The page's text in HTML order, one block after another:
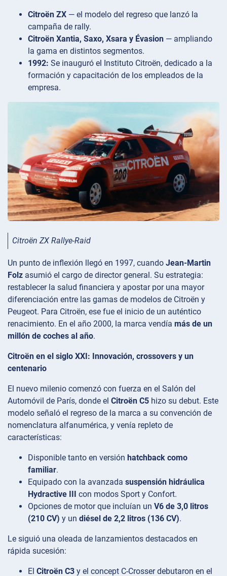
Citroën ZX — el modelo del regreso que lanzó la
campaña de rally.
Citroën Xantia, Saxo, Xsara y Évasion — ampliando
la gama en distintos segmentos.
1992: Se inauguró el Instituto Citroën, dedicado a la
formación y capacitación de los empleados de la
empresa.
Citroën ZX Rallye-Raid
Un punto de inflexión llegó en 1997, cuando Jean-Martin
Folz asumió el cargo de director general. Su estrategia:
restablecer la salud financiera y apostar por una mayor
diferenciación entre las gamas de modelos de Citroën y
Peugeot. Para Citroën, ese fue el inicio de un auténtico
renacimiento. En el año 2000, la marca vendía más de un
millón de coches al año.
Citroën en el siglo XXI: Innovación, crossovers y un
centenario
El nuevo milenio comenzó con fuerza en el Salón del
Automóvil de París, donde el Citroën C5 hizo su debut. Este
modelo señaló el regreso de la marca a su convención de
nomenclatura alfanumérica, y venía repleto de
características:
Disponible tanto en versión hatchback como
familiar.
Equipado con la avanzada suspensión hidráulica
Hydractive III con modos Sport y Confort.
Opciones de motor que incluían un V6 de 3,0 litros
(210 CV) y un diésel de 2,2 litros (136 CV).
Le siguió una oleada de lanzamientos destacados en
rápida sucesión:
El Citroën C3 y el concept C-Crosser debutaron en el